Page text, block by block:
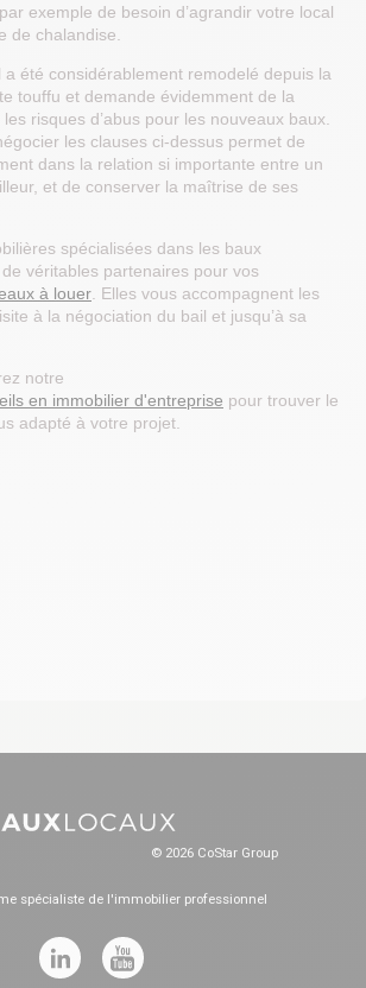
exemple de besoin d’agrandir votre local
de chalandise.
a été considérablement remodelé depuis la
touffu et demande évidemment de la
risques d’abus pour les nouveaux baux.
les clauses ci-dessus permet de
dans la relation si importante entre un
et de conserver la maîtrise de ses
spécialisées dans les baux
véritables partenaires pour vos
à louer . Elles vous accompagnent les
à la négociation du bail et jusqu’à sa
notre
en immobilier d'entreprise pour trouver le
adapté à votre projet.
© 2026 CoStar Group
spécialiste de l'immobilier professionnel